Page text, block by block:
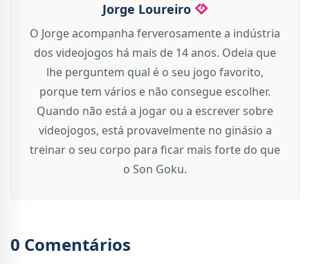
Jorge Loureiro
O Jorge acompanha ferverosamente a indústria
dos videojogos há mais de 14 anos. Odeia que
lhe perguntem qual é o seu jogo favorito,
porque tem vários e não consegue escolher.
Quando não está a jogar ou a escrever sobre
videojogos, está provavelmente no ginásio a
treinar o seu corpo para ficar mais forte do que
o Son Goku.
0 Comentários